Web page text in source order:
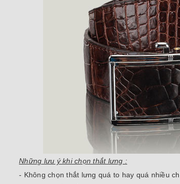
Những lưu ý khi chọn thắt lưng :
- Không chọn thắt lưng quá to hay quá nhiều